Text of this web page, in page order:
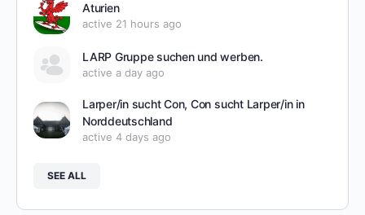
Aturien
active 21 hours ago
LARP Gruppe suchen und werben.
active a day ago
Larper/in sucht Con, Con sucht Larper/in in
Norddeutschland
active 4 days ago
SEE ALL